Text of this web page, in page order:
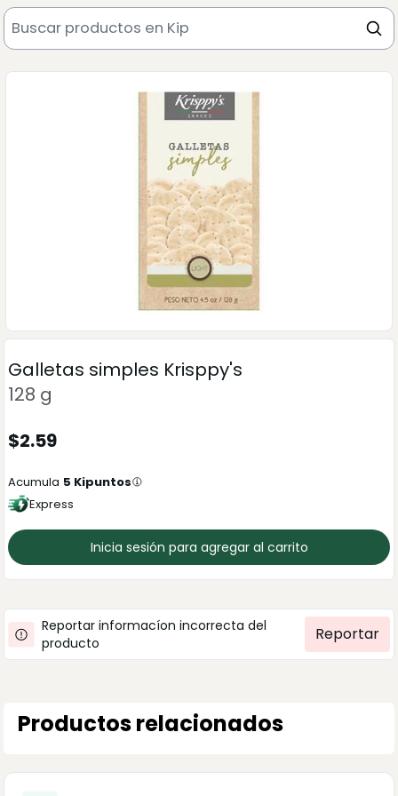
Galletas simples Krisppy's
128 g
$2.59
Acumula 5 Kipuntos
Express
Inicia sesión para agregar al carrito
Reportar informacíon incorrecta del
producto
Reportar
Productos relacionados